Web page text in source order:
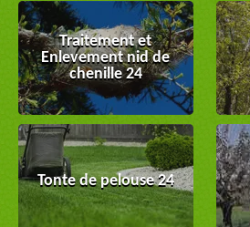
Traitement et
Enlevement nid de
chenille 24
Tonte de pelouse 24